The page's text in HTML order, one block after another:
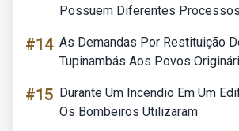
Possuem Diferentes Processos
#14 As Demandas Por Restituição
Tupinambás Aos Povos
#15 Durante Um Incendio Em Um
Os Bombeiros Utilizaram